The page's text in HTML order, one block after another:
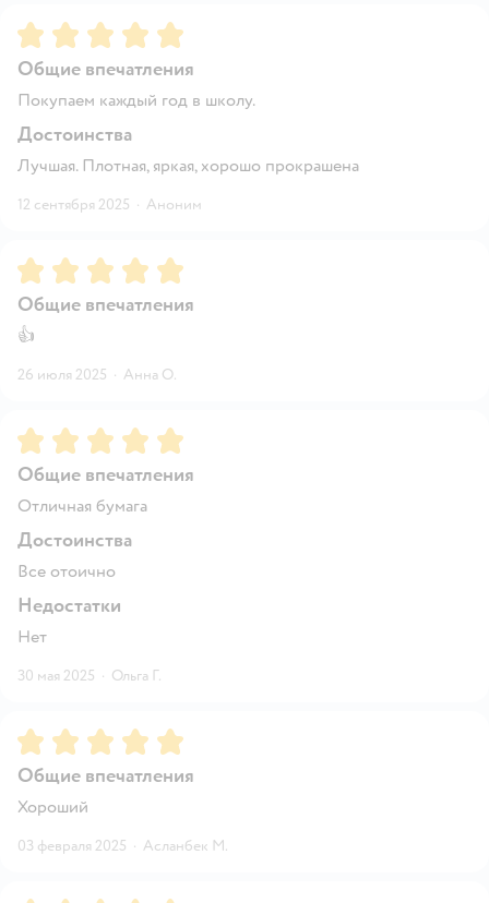
Рейтинг:5
Общие впечатления
Покупаем каждый год в школу.
Достоинства
Лучшая. Плотная, яркая, хорошо прокрашена
12 сентября 2025 · Аноним
Рейтинг:5
Общие впечатления
👍
26 июля 2025 · Анна О.
Рейтинг:5
Общие впечатления
Отличная бумага
Достоинства
Все отоично
Недостатки
Нет
30 мая 2025 · Ольга Г.
Рейтинг:5
Общие впечатления
Хороший
03 февраля 2025 · Асланбек М.